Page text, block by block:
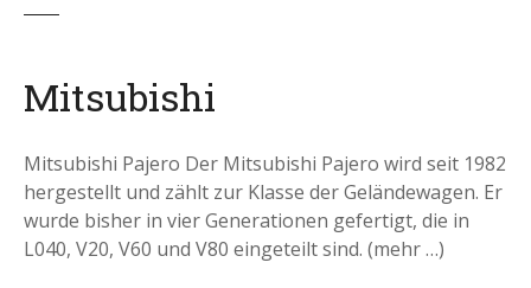
Mitsubishi
Mitsubishi Pajero Der Mitsubishi Pajero wird seit 1982
hergestellt und zählt zur Klasse der Geländewagen. Er
wurde bisher in vier Generationen gefertigt, die in
L040, V20, V60 und V80 eingeteilt sind. (mehr …)